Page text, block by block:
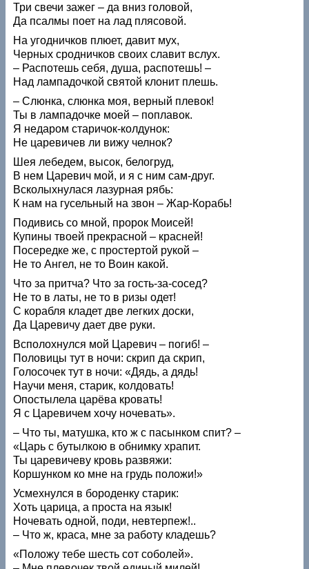
Три свечи зажег – да вниз головой,
Да псалмы поет на лад плясовой.
На угодничков плюет, давит мух,
Черных сродничков своих славит вслух.
– Распотешь себя, душа, распотешь! –
Над лампадочкой святой клонит плешь.
– Слюнка, слюнка моя, верный плевок!
Ты в лампадочке моей – поплавок.
Я недаром старичок-колдунок:
Не царевичев ли вижу челнок?
Шея лебедем, высок, белогруд,
В нем Царевич мой, и я с ним сам-друг.
Всколыхнулася лазурная рябь:
К нам на гусельный на звон – Жар-Корабь!
Подивись со мной, пророк Моисей!
Купины твоей прекрасной – красней!
Посередке же, с простертой рукой –
Не то Ангел, не то Воин какой.
Что за притча? Что за гость-за-сосед?
Не то в латы, не то в ризы одет!
С корабля кладет две легких доски,
Да Царевичу дает две руки.
Всполохнулся мой Царевич – погиб! –
Половицы тут в ночи: скрип да скрип,
Голосочек тут в ночи: «Дядь, а дядь!
Научи меня, старик, колдовать!
Опостылела царёва кровать!
Я с Царевичем хочу ночевать».
– Что ты, матушка, кто ж с пасынком спит? –
«Царь с бутылкою в обнимку храпит.
Ты царевичеву кровь развяжи:
Коршунком ко мне на грудь положи!»
Усмехнулся в бороденку старик:
Хоть царица, а проста на язык!
Ночевать одной, поди, невтерпеж!..
– Что ж, краса, мне за работу кладешь?
«Положу тебе шесть сот соболей».